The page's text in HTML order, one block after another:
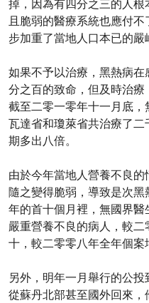
掉，因為有四分之三的人
且脆弱的醫療系統也應付
步加重了當地人口本已的嚴
如果不予以治療，黑熱病
分之百的致命，但及時治療
截至二零一零年十一月底，
瓦達省和瓊萊省共治療了
期多出八倍。
由於今年當地人營養不良
隨之變得脆弱，導致是次
年的首十個月裡，無國界
嚴重營養不良的病人，較
十，較二零零八年全年個案
另外，明年一月舉行的公
從蘇丹北部甚至國外回來